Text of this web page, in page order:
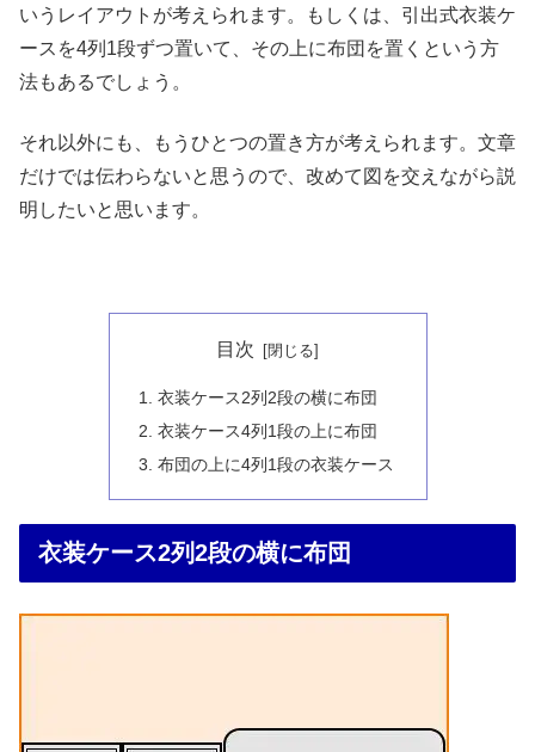
いうレイアウトが考えられます。もしくは、引出式衣装ケ
ースを4列1段ずつ置いて、その上に布団を置くという方
法もあるでしょう。
それ以外にも、もうひとつの置き方が考えられます。文章
だけでは伝わらないと思うので、改めて図を交えながら説
明したいと思います。
目次
衣装ケース2列2段の横に布団
衣装ケース4列1段の上に布団
布団の上に4列1段の衣装ケース
衣装ケース2列2段の横に布団